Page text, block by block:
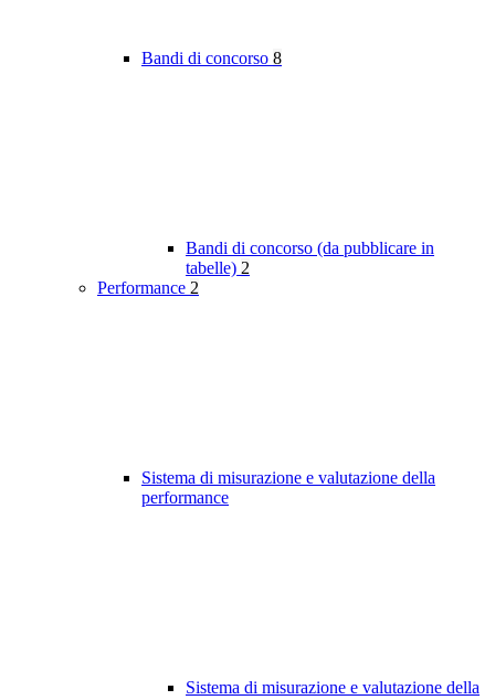
Bandi di concorso 8
Bandi di concorso (da pubblicare in
tabelle) 2
Performance 2
Sistema di misurazione e valutazione della
performance
Sistema di misurazione e valutazione della